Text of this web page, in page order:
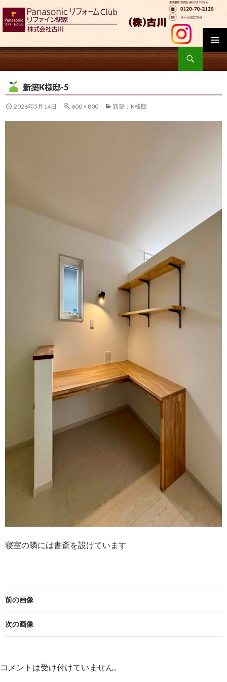
検
索
コ
テ
ツ
へ
新築K様邸-5
2026年5月14日 600 × 800 新築：K様邸
寝室の隣には書斎を設けています
前の画像
次の画像
コメントは受け付けていません。